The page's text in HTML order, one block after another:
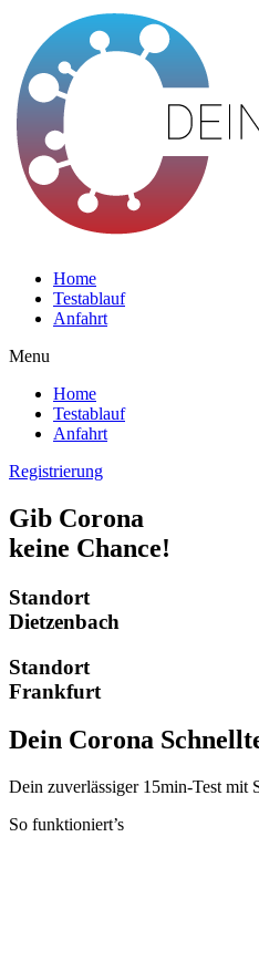
Home
Testablauf
Anfahrt
Menu
Home
Testablauf
Anfahrt
Registrierung
Gib Corona
keine Chance!
Standort
Dietzenbach
Standort
Frankfurt
Dein Corona
Dein zuverlässiger 15min-Test mit
So funktioniert’s